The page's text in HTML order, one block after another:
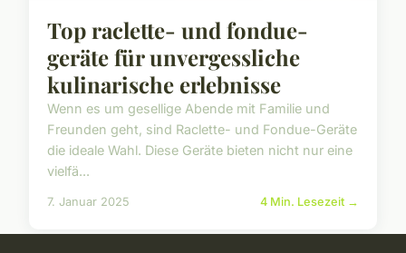
Top raclette- und fondue-
geräte für unvergessliche
kulinarische erlebnisse
Wenn es um gesellige Abende mit Familie und
Freunden geht, sind Raclette- und Fondue-Geräte
die ideale Wahl. Diese Geräte bieten nicht nur eine
vielfä...
7. Januar 2025 4 Min. Lesezeit →